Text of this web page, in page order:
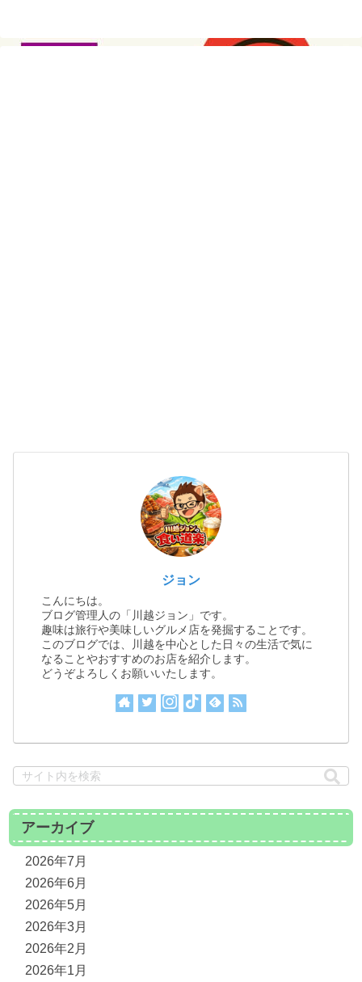
ジョン
こんにちは。
ブログ管理人の「川越ジョン」です。
趣味は旅行や美味しいグルメ店を発掘することです。
このブログでは、川越を中心とした日々の生活で気に
なることやおすすめのお店を紹介します。
どうぞよろしくお願いいたします。
アーカイブ
2026年7月
2026年6月
2026年5月
2026年3月
2026年2月
2026年1月